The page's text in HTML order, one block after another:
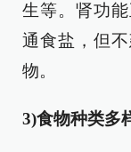
生等。肾功
通食盐，但
物。
3)食物种类多